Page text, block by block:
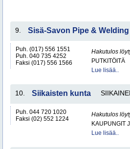
9. Sisä-Savon Pipe &
Puh. (017) 556 1551
Puh. 040 735 4252
Faksi (017) 556 1566
Hakutulos
PUTKITÖITÄ
Lue lisää..
10. Siikaisten kunta
Puh. 044 720 1020
Faksi (02) 552 1224
Hakutulos
KAUPUNGIT
Lue lisää..